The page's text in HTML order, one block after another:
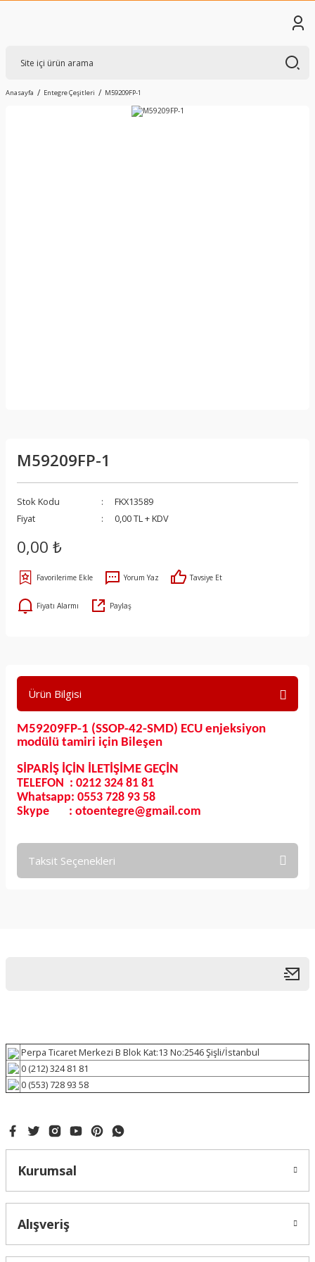
Anasayfa Entegre Çeşitleri M59209FP-1
M59209FP-1
Stok Kodu
FKX13589
Fiyat
0,00 TL + KDV
0,00 ₺
Yorum Yaz Tavsiye Et
Fiyatı Alarmı Paylaş
Ürün Bilgisi
M59209FP-1 (SSOP-42-SMD) ECU enjeksiyon
modülü tamiri için Bileşen
SİPARİŞ İÇİN İLETİŞİME GEÇİN
TELEFON : 0212 324 81 81
Whatsapp: 0553 728 93 58
Skype : otoentegre@gmail.com
Taksit Seçenekleri
Perpa Ticaret Merkezi B Blok Kat:13 No:2546 Şişli/İstanbul
0 (212) 324 81 81
0 (553) 728 93 58
Kurumsal
Alışveriş